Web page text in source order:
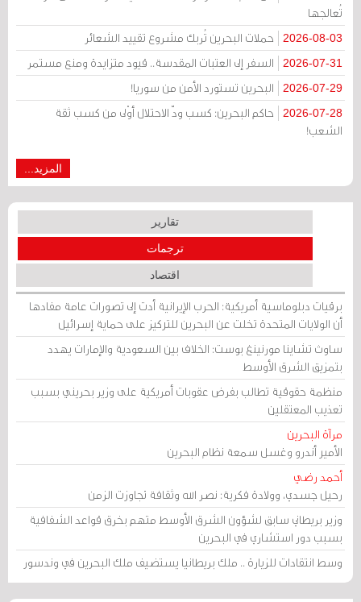
تُعالجها
2026-08-03 حملات البحرين تُربك مشروع تقييد الشعائر
2026-07-31 السفر إلى العتبات المقدسة.. قيود متزايدة ومنع مستمر
2026-07-29 البحرين تستورد الأمن من سوريا!
2026-07-28
حاكم البحرين: كسب ودّ الاحتلال أوْلى من كسب ثقة
الشعب!
المزيد...
تقارير
ترجمات
اقتصاد
برقيات دبلوماسية أمريكية: الحرب الإيرانية أدت إلى تصورات عامة مفادها
أن الولايات المتحدة تخلت عن البحرين للتركيز على حماية إسرائيل
ساوث تشاينا مورنينغ بوست: الخلاف بين السعودية والإمارات يهدد
بتمزيق الشرق الأوسط
منظمة حقوقية تطالب بفرض عقوبات أمريكية على وزير بحريني بسبب
تعذيب المعتقلين
مرآة البحرين
الأمير أندرو وغسل سمعة نظام البحرين
أحمد رضي
رحيل جسدي، وولادة فكرية: نصر الله وثقافة تجاوزت الزمن
وزير بريطاني سابق لشؤون الشرق الأوسط متهم بخرق قواعد الشفافية
بسبب دور استشاري في البحرين
وسط انتقادات للزيارة .. ملك بريطانيا يستضيف ملك البحرين في وندسور